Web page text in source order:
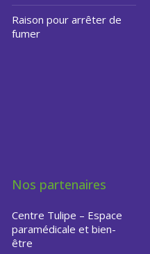
Raison pour arrêter de
fumer
Nos partenaires
Centre Tulipe – Espace
paramédicale et bien-
être